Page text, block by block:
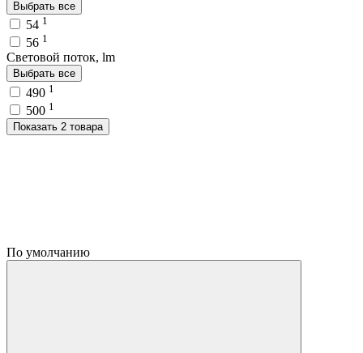
Выбрать все
54 1
56 1
Световой поток, lm
Выбрать все
490 1
500 1
Показать 2 товара
По умолчанию